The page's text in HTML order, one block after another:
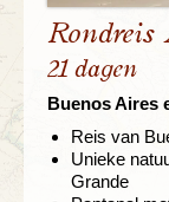
Rondreis
21 dagen
Buenos Aires
Reis van
Unieke
Grande